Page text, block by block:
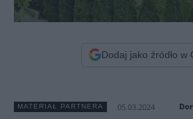
Dodaj jako źródło w
MATERIAŁ PARTNERA 05.03.2024